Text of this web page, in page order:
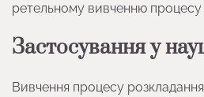
ретельному вивченню процесу
Застосування у
Вивчення процесу